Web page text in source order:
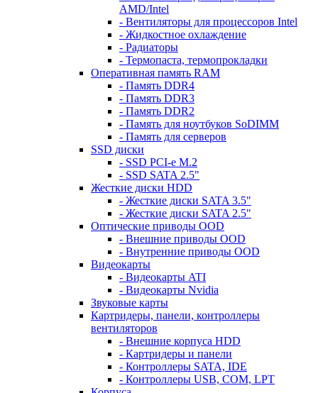
AMD/Intel
- Вентиляторы для процессоров Intel
- Жидкостное охлаждение
- Радиаторы
- Термопаста, термопрокладки
Оперативная память RAM
- Память DDR4
- Память DDR3
- Память DDR2
- Память для ноутбуков SoDIMM
- Память для серверов
SSD диски
- SSD PCI-e M.2
- SSD SATA 2.5"
Жесткие диски HDD
- Жесткие диски SATA 3.5"
- Жесткие диски SATA 2.5"
Оптические приводы OOD
- Внешние приводы OOD
- Внутренние приводы OOD
Видеокарты
- Видеокарты ATI
- Видеокарты Nvidia
Звуковые карты
Картридеры, панели, контроллеры
вентиляторов
- Внешние корпуса HDD
- Картридеры и панели
- Контроллеры SATA, IDE
- Контроллеры USB, COM, LPT